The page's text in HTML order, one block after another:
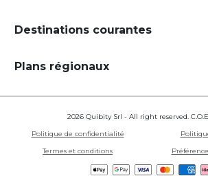
Destinations courantes
Plans régionaux
2026 Quibity Srl - All right reserved.
Politique de confidentialité
Termes et conditions